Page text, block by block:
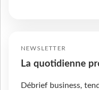
NEWSLETTER
La quotidienne
Débrief business,